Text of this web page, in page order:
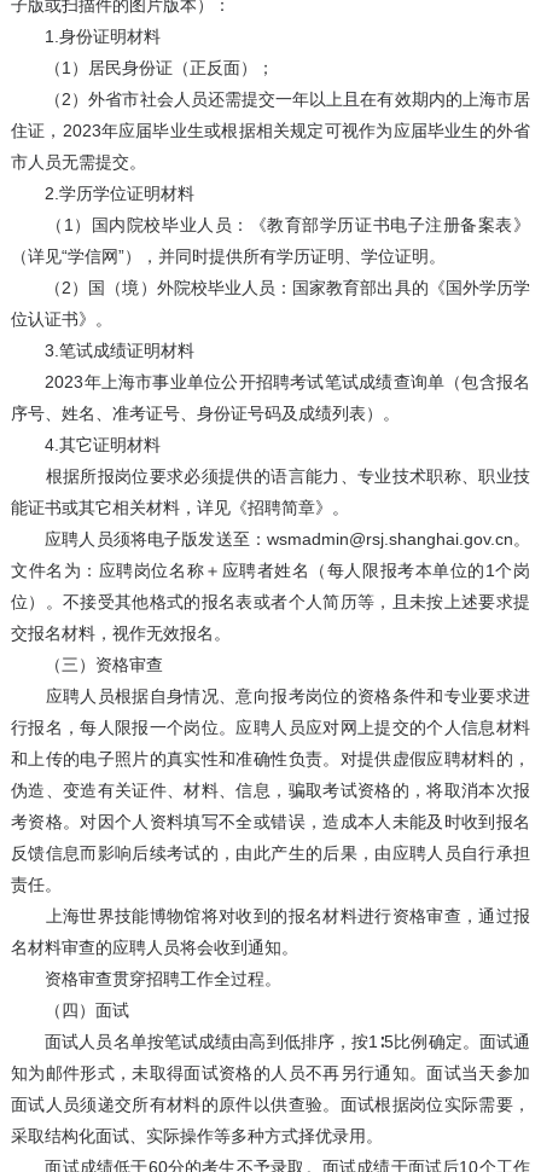
子版或扫描件的图片版本）：
1.身份证明材料
（1）居民身份证（正反面）；
（2）外省市社会人员还需提交一年以上且在有效期内的上海市居
住证，2023年应届毕业生或根据相关规定可视作为应届毕业生的外省
市人员无需提交。
2.学历学位证明材料
（1）国内院校毕业人员：《教育部学历证书电子注册备案表》
（详见“学信网”），并同时提供所有学历证明、学位证明。
（2）国（境）外院校毕业人员：国家教育部出具的《国外学历学
位认证书》。
3.笔试成绩证明材料
2023年上海市事业单位公开招聘考试笔试成绩查询单（包含报名
序号、姓名、准考证号、身份证号码及成绩列表）。
4.其它证明材料
根据所报岗位要求必须提供的语言能力、专业技术职称、职业技
能证书或其它相关材料，详见《招聘简章》。
应聘人员须将电子版发送至：wsmadmin@rsj.shanghai.gov.cn。
文件名为：应聘岗位名称＋应聘者姓名（每人限报考本单位的1个岗
位）。不接受其他格式的报名表或者个人简历等，且未按上述要求提
交报名材料，视作无效报名。
（三）资格审查
应聘人员根据自身情况、意向报考岗位的资格条件和专业要求进
行报名，每人限报一个岗位。应聘人员应对网上提交的个人信息材料
和上传的电子照片的真实性和准确性负责。对提供虚假应聘材料的，
伪造、变造有关证件、材料、信息，骗取考试资格的，将取消本次报
考资格。对因个人资料填写不全或错误，造成本人未能及时收到报名
反馈信息而影响后续考试的，由此产生的后果，由应聘人员自行承担
责任。
上海世界技能博物馆将对收到的报名材料进行资格审查，通过报
名材料审查的应聘人员将会收到通知。
资格审查贯穿招聘工作全过程。
（四）面试
面试人员名单按笔试成绩由高到低排序，按1∶5比例确定。面试通
知为邮件形式，未取得面试资格的人员不再另行通知。面试当天参加
面试人员须递交所有材料的原件以供查验。面试根据岗位实际需要，
采取结构化面试、实际操作等多种方式择优录用。
面试成绩低于60分的考生不予录取。面试成绩于面试后10个工作